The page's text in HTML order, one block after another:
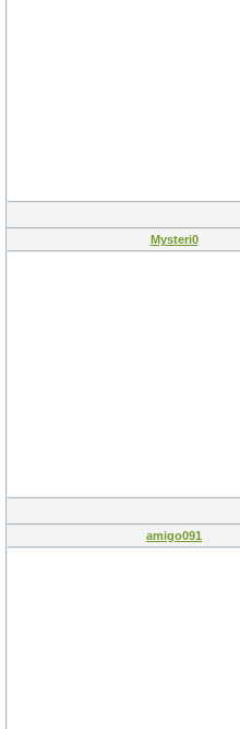
Mysteri0
amigo091